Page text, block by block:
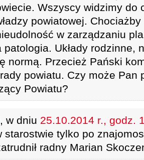
Wszyscy widzimy do
powiatowej.
w zarządzaniu
Układy rodzinne,
normą. Przecież Pański
powiatu. Czy może Pan
Powiatu?
, w dniu 25.10.2014 r., godz.
starostwie tylko po
radny Marian